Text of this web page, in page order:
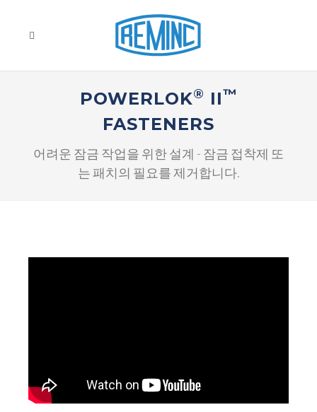
POWERLOK® II™
FASTENERS
어려운 잠금 작업을 위한 설계 - 잠금 접착제 또
는 패치의 필요를 제거합니다.